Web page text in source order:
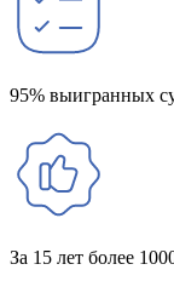
95% выигранных
За 15 лет более